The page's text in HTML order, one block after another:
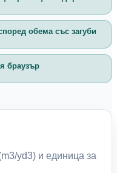
обема със загуби
браузър
yd3) и единица за